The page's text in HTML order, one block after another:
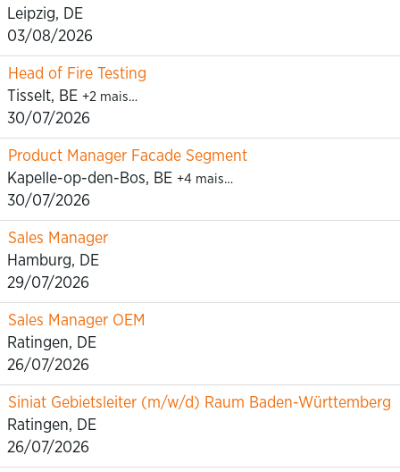
Leipzig, DE
03/08/2026
Head of Fire Testing
Tisselt, BE +2 mais…
30/07/2026
Product Manager Facade Segment
Kapelle-op-den-Bos, BE +4 mais…
30/07/2026
Sales Manager
Hamburg, DE
29/07/2026
Sales Manager OEM
Ratingen, DE
26/07/2026
Siniat Gebietsleiter (m/w/d) Raum Baden-Württemberg
Ratingen, DE
26/07/2026